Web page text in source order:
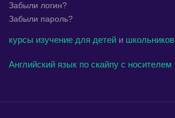
Забыли логин?
Забыли пароль?
курсы изучение для детей и школьников
Английский язык по скайпу с носителем